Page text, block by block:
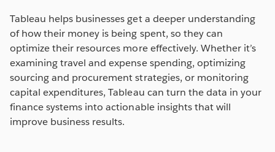
Tableau helps businesses get a deeper understanding
of how their money is being spent, so they can
optimize their resources more effectively. Whether it’s
examining travel and expense spending, optimizing
sourcing and procurement strategies, or monitoring
capital expenditures, Tableau can turn the data in your
finance systems into actionable insights that will
improve business results.